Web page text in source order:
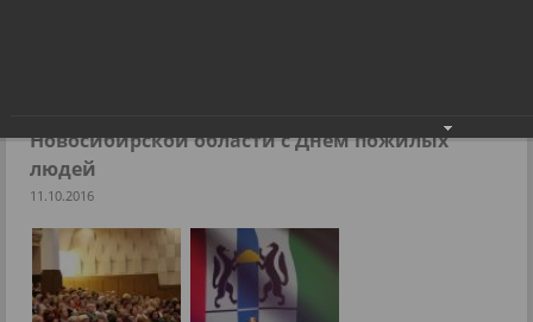
Новосибирской области с Днем пожилых
людей
11.10.2016